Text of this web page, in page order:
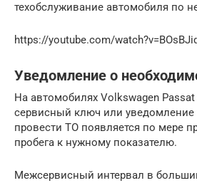
техобслуживание автомобиля по
https://youtube.com/
Уведомление о
На автомобилях Volkswagen
сервисный ключ или уведомление
провести ТО появляется по мере
пробега к нужному показателю.
Межсервисный интервал в